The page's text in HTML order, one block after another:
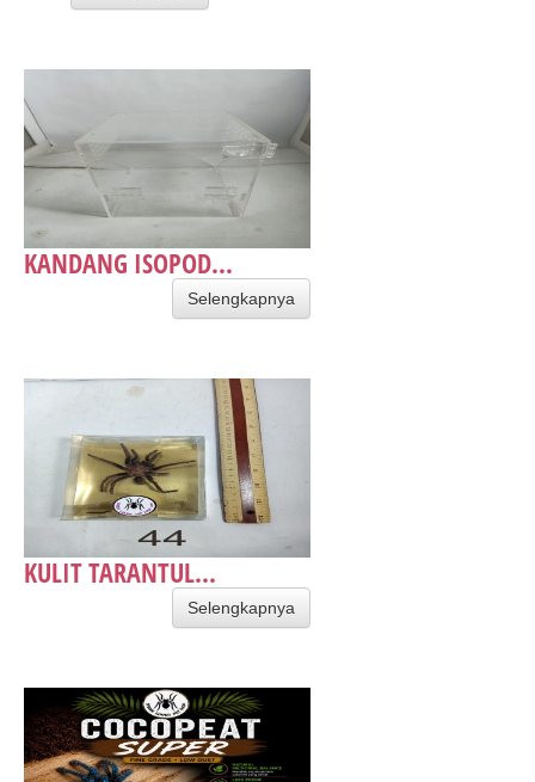
KANDANG ISOPOD...
Selengkapnya
KULIT TARANTUL...
Selengkapnya